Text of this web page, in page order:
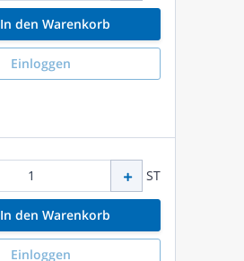
In den Warenkorb
Einloggen
ST
In den Warenkorb
Einloggen